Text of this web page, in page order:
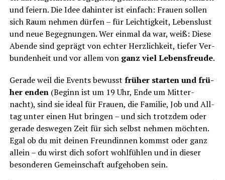
und fei­ern. Die Idee dahin­ter ist ein­fach: Frau­en sol­len
sich Raum neh­men dür­fen – für Leich­tig­keit, Lebens­lust
und neue Begeg­nun­gen. Wer ein­mal da war, weiß: Die­se
Aben­de sind geprägt von ech­ter Herz­lich­keit, tie­fer Ver­
bun­den­heit und vor allem von ganz viel Lebens­freu­de.
Gera­de weil die Events bewusst frü­her star­ten und frü­
her enden(Beginn ist um 19 Uhr, Ende um Mit­ter­
nacht), sind sie ide­al für Frau­en, die Fami­lie, Job und All­
tag unter einen Hut brin­gen – und sich trotz­dem oder
gera­de des­we­gen Zeit für sich selbst neh­men möch­ten.
Egal ob du mit dei­nen Freun­din­nen kommst oder ganz
allein – du wirst dich sofort wohl­füh­len und in die­ser
beson­de­ren Gemein­schaft auf­ge­ho­ben sein.